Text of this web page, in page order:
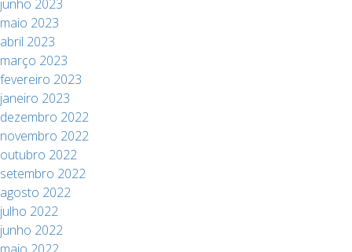
junho 2023
maio 2023
abril 2023
março 2023
fevereiro 2023
janeiro 2023
dezembro 2022
novembro 2022
outubro 2022
setembro 2022
agosto 2022
julho 2022
junho 2022